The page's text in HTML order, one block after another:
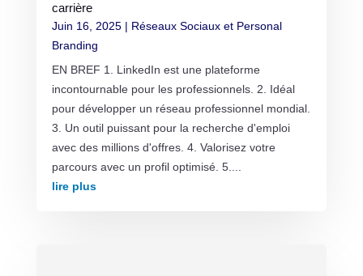
carrière
Juin 16, 2025| Réseaux Sociaux et Personal
Branding
EN BREF 1. LinkedIn est une plateforme
incontournable pour les professionnels. 2. Idéal
pour développer un réseau professionnel mondial.
3. Un outil puissant pour la recherche d'emploi
avec des millions d'offres. 4. Valorisez votre
parcours avec un profil optimisé. 5....
lire plus